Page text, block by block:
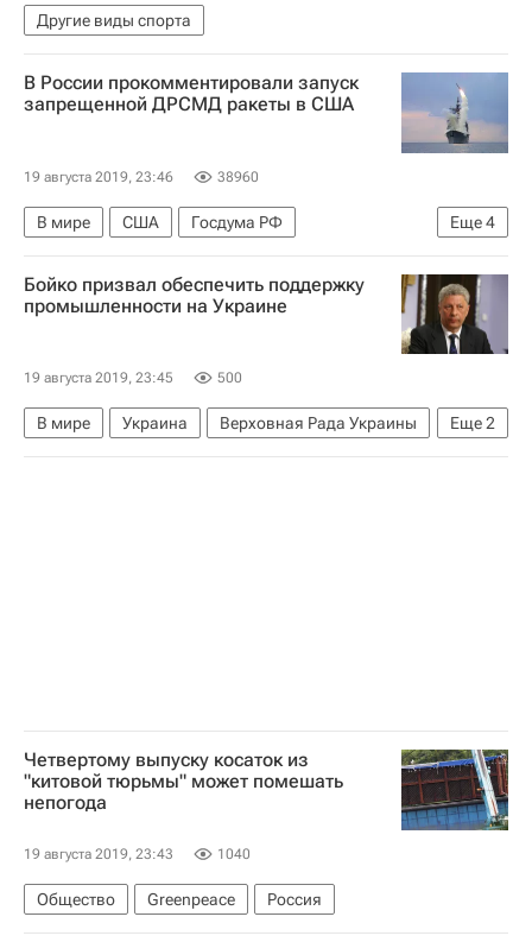
Другие виды спорта
В России прокомментировали запуск
запрещенной ДРСМД ракеты в США
19 августа 2019, 23:46 38960
Еще4
В мире США
Госдума РФ
Совет Федерации РФ
Министерство обороны США
Бойко призвал обеспечить поддержку
промышленности на Украине
19 августа 2019, 23:45 500
Еще2
В мире Украина
Верховная Рада Украины
Юрий Бойко
Донбасс
Четвертому выпуску косаток из
"китовой тюрьмы" может помешать
непогода
19 августа 2019, 23:43 1040
Общество Greenpeace Россия